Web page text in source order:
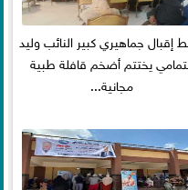
إقبال جماهيري كبير النائب وليد
يختتم أضخم قافلة طبية
مجانية...